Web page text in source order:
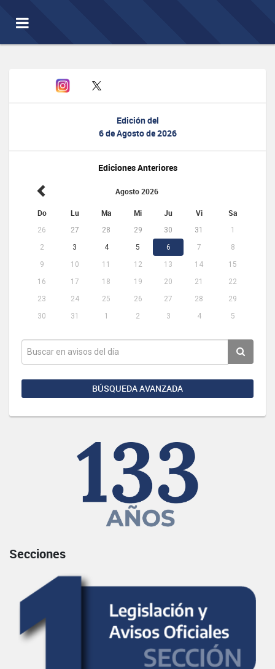
Toggle
navigation
Edición del
6 de Agosto de 2026
Ediciones Anteriores
Agosto 2026
Do Lu Ma Mi Ju Vi Sa
26 27 28 29 30 31
1
2
3 4 5 6 7
8
9
10 11 12 13 14
15
16
17 18 19 20 21
22
23
24 25 26 27 28
29
30
31 1 2 3 4 5
BÚSQUEDA AVANZADA
Secciones